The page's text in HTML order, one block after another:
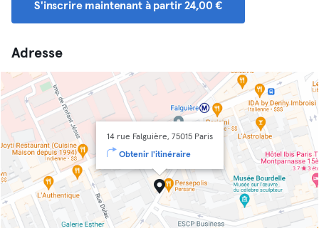
S'inscrire maintenant à partir 24,00 €
Adresse
14 rue Falguière, 75015 Paris
Obtenir l'itinéraire